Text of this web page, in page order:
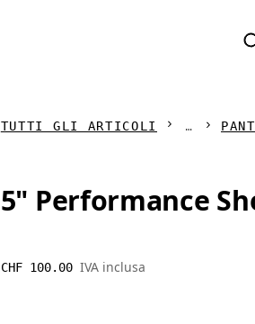
TUTTI GLI ARTICOLI
5" Performance
CHF 100.00 IVA inclusa